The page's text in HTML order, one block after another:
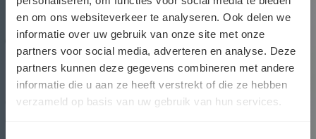
en om ons websiteverkeer te analyseren. Ook delen we
informatie over uw gebruik van onze site met onze
partners voor social media, adverteren en analyse. Deze
partners kunnen deze gegevens combineren met andere
informatie die u aan ze heeft verstrekt of die ze hebben
verzameld op basis van uw gebruik van hun services.
Audioloog
Mechelen
Je bent gespecialiseerd in preventie, screening